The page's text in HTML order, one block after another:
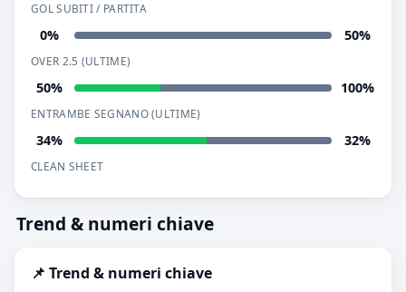
GOL SUBITI / PARTITA
0% 50%
OVER 2.5 (ULTIME)
50% 100%
ENTRAMBE SEGNANO (ULTIME)
34% 32%
CLEAN SHEET
Trend & numeri chiave
📌 Trend & numeri chiave